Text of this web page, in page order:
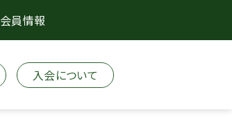
入会について
会員情報